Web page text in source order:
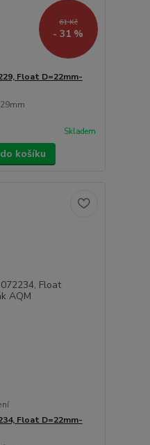
61 Kč
- 31 %
Float D=22mm-
x 29mm
Skladem
košíku
Float D=22mm-